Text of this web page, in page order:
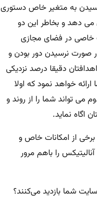
به متغیر خاص دستوری
می دهد و بخاطر این دو
خاصی در فضای مجازی
صورت نرسیدن دور بودن و
دقیقا درصد نزدیکی
خواهد نمود که اولا
می تواند شما را از روند و
اگاه نماید.
از امکانات خاص و
را باهم مرور
شما بازدید می‌کنند؟